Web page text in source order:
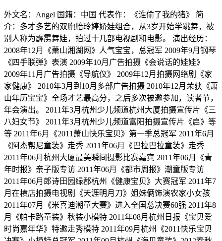
外文名：Angel 国籍：中国 代表作：《谁偷了我的猪》 简
介：多才多艺的双胞胎玲婷娇娃组合，从3岁开始学跳舞，被
别人称为霹雳舞娃，拍过十几部电视剧和电影。 演出经历：
2008年12月《萧山湘湖网》人气宝宝，总冠军 2009年9月钢琴
《四手联弹》表演 2009年10月广告拍摄《会说话的娃娃》
2009年11月广告拍摄《导航仪》 2009年12月拍摄网络剧《家
家健康》 2010年3月到10月多部广告拍摄 2010年12月荣获《萧
山年历宝宝》全场才艺最高分，之后多次被邀参加，读者节，
年会演出。 2011年3月杭州少儿频道杭州大厦拍摄宣传片《三
八妇女节》 2011年3月杭州少儿频道富阳拍摄宣传片《启》等
等 2011年6月《2011萧山快乐宝贝》第一季总冠军 2011年6月
《阿杰帮尼童装》走秀 2011年06月《巴拉巴拉童装》走秀
2011年06月杭州大厦最美瞬间摄影比赛嘉宾 2011年06月《青
年时报》亲子版专访 2011年06月《都市周报》潮童版专访
2011年06月郎诗田园绿郡杭州《健康宝贝》大赛冠军 2011年7
月在横店拍摄电视剧《天涯明月刀》姐妹俩饰演农家小女孩
2011年07月《米喜迪潮童大赛》进入全国总决赛60强 2011年8
月《帕卡路童装》秋装小模特 2011年08月杭州日报《宝贝爱
时尚嘉年华》特邀走秀模特 2011年09月杭州《2011快乐宝贝